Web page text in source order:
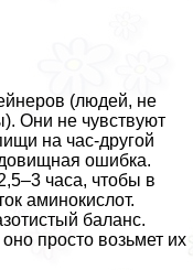
(людей, не
Они не чувствуют
на час-другой
ошибка.
часа, чтобы в
аминокислот.
баланс.
просто возьмет их